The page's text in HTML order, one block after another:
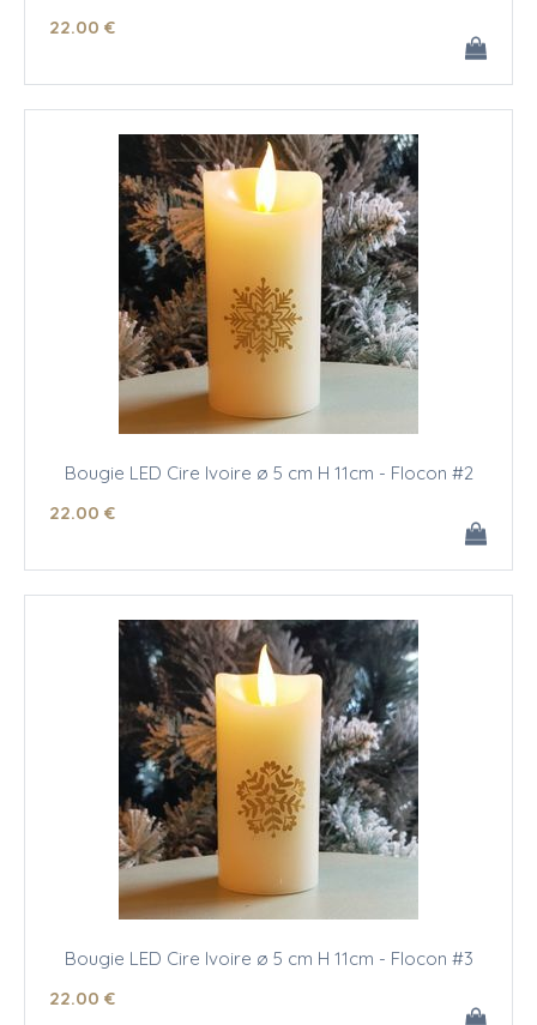
22.00 €
Bougie LED Cire Ivoire ø 5 cm H 11cm - Flocon #2
22.00 €
Bougie LED Cire Ivoire ø 5 cm H 11cm - Flocon #3
22.00 €